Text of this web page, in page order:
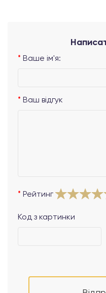
Ваше ім'я:
Ваш відгук
Рейтинг
Код з картинки